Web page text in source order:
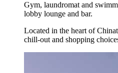
Gym, laundromat and
lobby lounge and bar.
Located in the heart of
chill-out and shopping